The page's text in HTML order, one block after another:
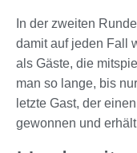
In der zweiten
damit auf jeden Fall
als Gäste, die
man so lange, bis
letzte Gast, der
gewonnen und